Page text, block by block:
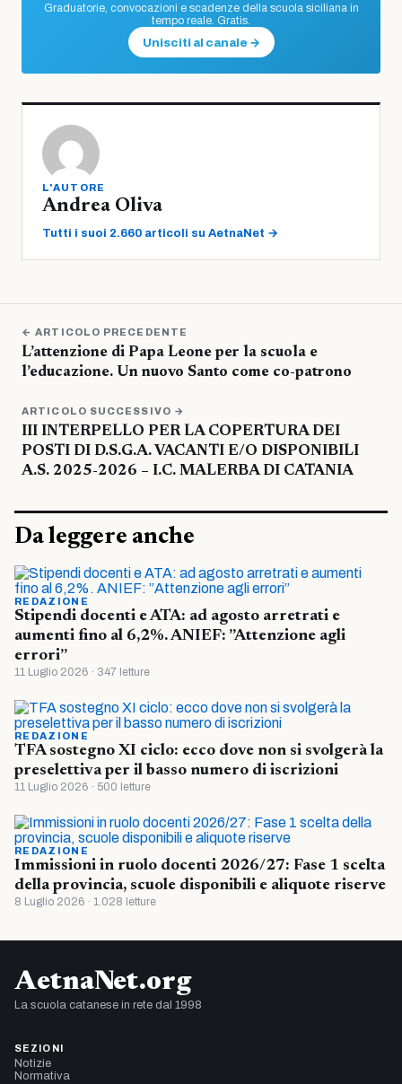
Graduatorie, convocazioni e scadenze della scuola siciliana in
tempo reale. Gratis.
Unisciti al canale →
L'AUTORE
Andrea Oliva
Tutti i suoi 2.660 articoli su AetnaNet →
← ARTICOLO PRECEDENTE
L’attenzione di Papa Leone per la scuola e
l’educazione. Un nuovo Santo come co-patrono
ARTICOLO SUCCESSIVO →
III INTERPELLO PER LA COPERTURA DEI
POSTI DI D.S.G.A. VACANTI E/O DISPONIBILI
A.S. 2025-2026 – I.C. MALERBA DI CATANIA
Da leggere anche
REDAZIONE
Stipendi docenti e ATA: ad agosto arretrati e
aumenti fino al 6,2%. ANIEF: ”Attenzione agli
errori”
11 Luglio 2026 · 347 letture
REDAZIONE
TFA sostegno XI ciclo: ecco dove non si svolgerà la
preselettiva per il basso numero di iscrizioni
11 Luglio 2026 · 500 letture
REDAZIONE
Immissioni in ruolo docenti 2026/27: Fase 1 scelta
della provincia, scuole disponibili e aliquote riserve
8 Luglio 2026 · 1.028 letture
AetnaNet.org
La scuola catanese in rete dal 1998
SEZIONI
Notizie
Normativa